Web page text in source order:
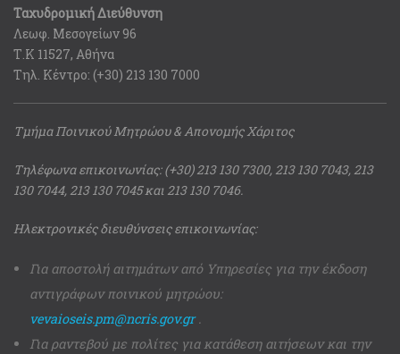
Ταχυδρομική Διεύθυνση
Λεωφ. Μεσογείων 96
Τ.Κ 11527, Αθήνα
Τηλ. Κέντρο: (+30) 213 130 7000
Τμήμα Ποινικού Μητρώου & Απονομής Χάριτος
Τηλέφωνα επικοινωνίας: (+30) 213 130 7300, 213 130 7043, 213
130 7044, 213 130 7045 και 213 130 7046.
Ηλεκτρονικές διευθύνσεις επικοινωνίας:
Για αποστολή αιτημάτων από Υπηρεσίες για την έκδοση
αντιγράφων ποινικού μητρώου:
vevaioseis.pm@ncris.gov.gr.
Για ραντεβού με πολίτες για κατάθεση αιτήσεων και την